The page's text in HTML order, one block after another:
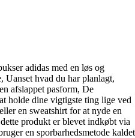
adidas med en løs og
Uanset hvad du har planlagt,
afslappet pasform, De
holde dine vigtigste ting lige ved
en sweatshirt for at nyde en
produkt er blevet indkøbt via
en sporbarhedsmetode kaldet